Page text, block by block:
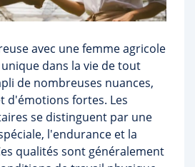
avec une femme agricole
dans la vie de tout
de nombreuses nuances,
d'émotions fortes. Les
se distinguent par une
l'endurance et la
qualités sont généralement